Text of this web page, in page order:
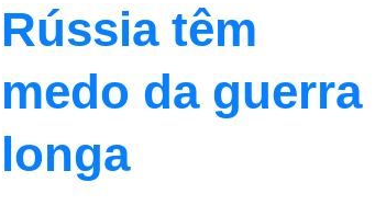
Rússia têm
medo da guerra
longa